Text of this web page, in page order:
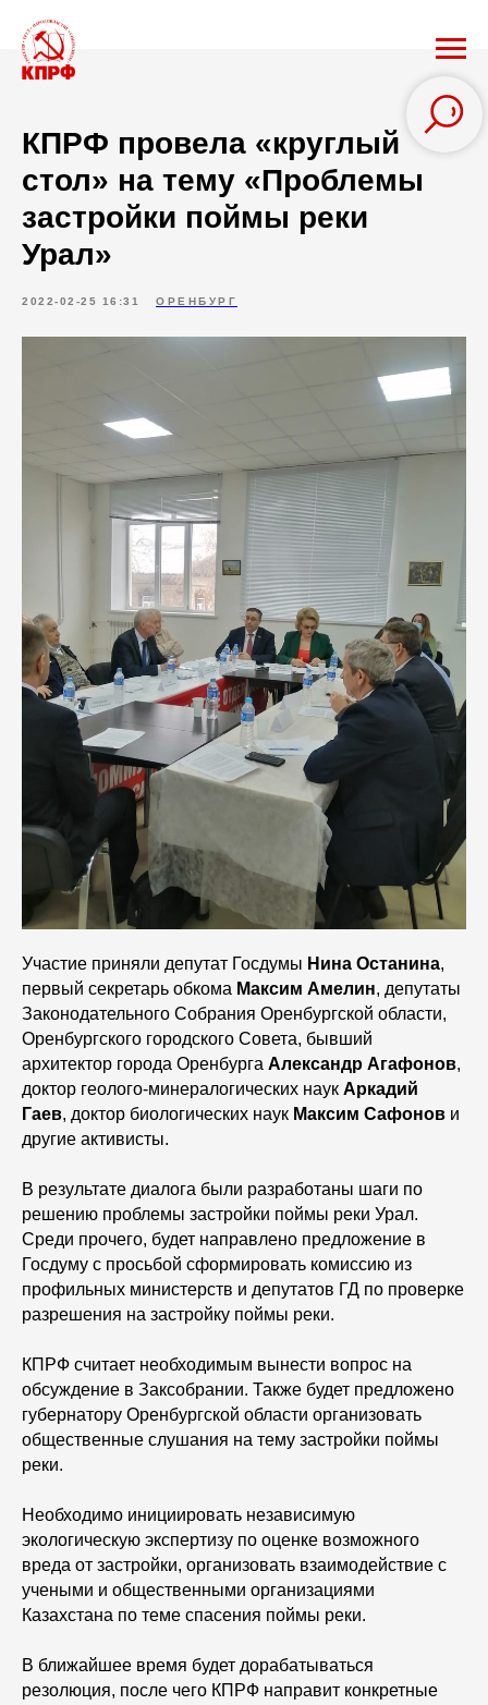
КПРФ провела «круглый
стол» на тему «Проблемы
застройки поймы реки
Урал»
2022-02-25 16:31 ОРЕНБУРГ
Участие приняли депутат Госдумы Нина Останина,
первый секретарь обкома Максим Амелин, депутаты
Законодательного Собрания Оренбургской области,
Оренбургского городского Совета, бывший
архитектор города Оренбурга Александр Агафонов,
доктор геолого-минералогических наук Аркадий
Гаев, доктор биологических наук Максим Сафонов и
другие активисты.
В результате диалога были разработаны шаги по
решению проблемы застройки поймы реки Урал.
Среди прочего, будет направлено предложение в
Госдуму с просьбой сформировать комиссию из
профильных министерств и депутатов ГД по проверке
разрешения на застройку поймы реки.
КПРФ считает необходимым вынести вопрос на
обсуждение в Заксобрании. Также будет предложено
губернатору Оренбургской области организовать
общественные слушания на тему застройки поймы
реки.
Необходимо инициировать независимую
экологическую экспертизу по оценке возможного
вреда от застройки, организовать взаимодействие с
учеными и общественными организациями
Казахстана по теме спасения поймы реки.
В ближайшее время будет дорабатываться
резолюция, после чего КПРФ направит конкретные